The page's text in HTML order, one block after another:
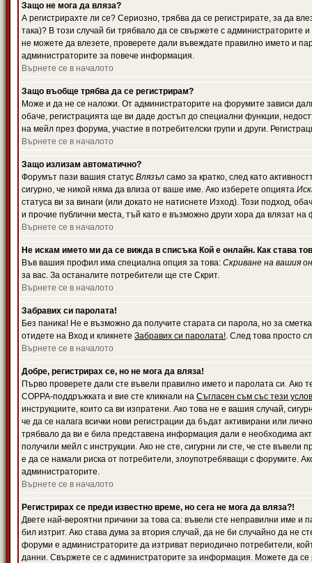
Защо не мога да вляза?
А регистрирахте ли се? Сериозно, трябва да се регистрирате, за да
така)? В този случай би трябвало да се свържете с администраторите
не можете да влезете, проверете дали въвеждате правилно името и
администраторите за повече информация.
Върнете се в началото
Защо въобще трябва да се регистрирам?
Може и да не се наложи. От администраторите на форумите зависи
обаче, регистрацията ще ви даде достъп до специални функции,
на мейл през форума, участие в потребителски групи и други.
Върнете се в началото
Защо излизам автоматично?
Форумът пази вашия статус Влязъл само за кратко, след като
сигурно, че никой няма да влиза от ваше име. Ако изберете опцията
статуса ви за винаги (или докато не натиснете Изход). Този подход,
и прочие публични места, тъй като е възможно други хора да влязат
Върнете се в началото
Не искам името ми да се вижда в списъка Кой е онлайн. Как става
Във вашия профил има специална опция за това: Скриване на вашия
за вас. За останалите потребители ще сте Скрит.
Върнете се в началото
Забравих си паролата!
Без паника! Не е възможно да получите старата си парола, но за
отидете на Вход и кликнете Забравих си паролата!. След това просто
Върнете се в началото
Добре, регистрирах се, но не мога да вляза!
Първо проверете дали сте въвели правилно името и паролата си. Ако
COPPA-поддръжката и вие сте кликнали на Съгласен съм със тези
инструкциите, които са ви изпратени. Ако това не е вашия случай,
че да се налага всички нови регистрации да бъдат активирани или
трябвало да ви е била представена информация дали е необходима
получили мейл с инструкции. Ако не сте, сигурни ли сте, че сте
е да се намали риска от потребители, злоупотребяващи с форумите.
администраторите.
Върнете се в началото
Регистрирах се преди известно време, но сега не мога да вляза?!
Двете най-вероятни причини за това са: въвели сте неправилни име и
бил изтрит. Ако става дума за втория случай, да не би случайно да
форуми е администраторите да изтриват периодично потребители,
данни. Свържете се с администраторите за информация. Можете да се